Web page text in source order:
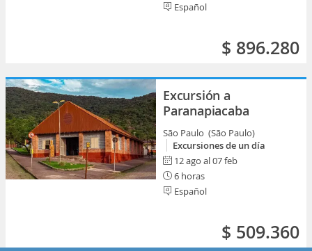
Español
$ 896.280
Excursión a
Paranapiacaba
São Paulo (São Paulo)
Excursiones de un día
12 ago al 07 feb
6 horas
Español
$ 509.360